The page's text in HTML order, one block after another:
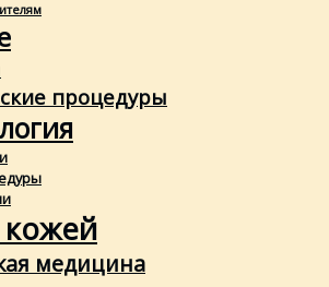
процедуры
кожей
медицина